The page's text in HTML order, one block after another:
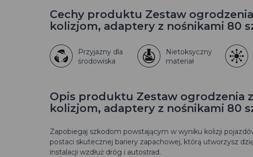
Cechy produktu Zestaw
kolizjom, adaptery z nośnikami 80
Przyjazny dla
środowiska
Nietoksyczny
materiał
Opis produktu Zestaw ogrodzenia
kolizjom, adaptery z nośnikami 80
Zapobiegaj szkodom powstającym w wyniku kolizji
postaci skutecznej bariery zapachowej, którą utworzysz
instalacji wzdłuż dróg i autostrad.